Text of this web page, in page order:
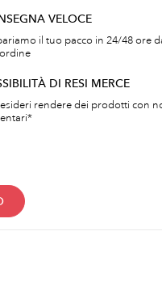
VELOCE
il tuo pacco in 24/48 ore
DI RESI MERCE
rendere dei prodotti con